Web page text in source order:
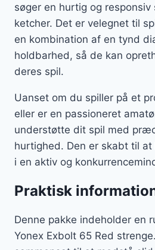
søger en hurtig og
ketcher. Det er velegnet til
en kombination af en tynd
holdbarhed, så de kan
deres spil.
Uanset om du spiller på et
eller er en passioneret
understøtte dit spil med
hurtighed. Den er skabt til
i en aktiv og
Praktisk
Denne pakke indeholder en
Yonex Exbolt 65 Red